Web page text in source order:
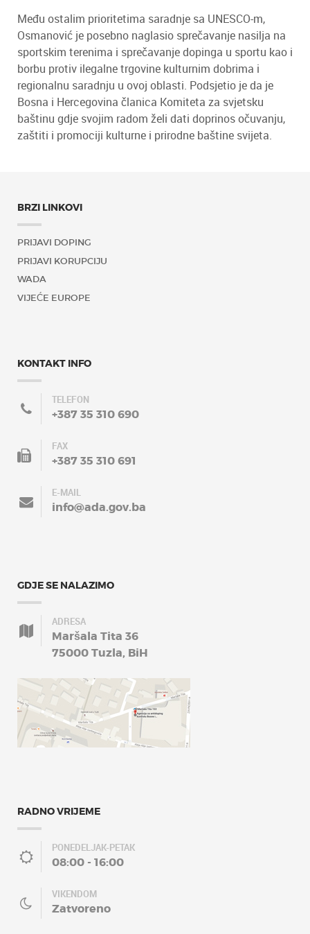
Među ostalim prioritetima saradnje sa UNESCO-m,
Osmanović je posebno naglasio sprečavanje nasilja na
sportskim terenima i sprečavanje dopinga u sportu kao i
borbu protiv ilegalne trgovine kulturnim dobrima i
regionalnu saradnju u ovoj oblasti. Podsjetio je da je
Bosna i Hercegovina članica Komiteta za svjetsku
baštinu gdje svojim radom želi dati doprinos očuvanju,
zaštiti i promociji kulturne i prirodne baštine svijeta.
BRZI LINKOVI
PRIJAVI DOPING
PRIJAVI KORUPCIJU
WADA
VIJEĆE EUROPE
KONTAKT INFO
TELEFON
+387 35 310 690
FAX
+387 35 310 691
E-MAIL
info@ada.gov.ba
GDJE SE NALAZIMO
ADRESA
Maršala Tita 36
75000 Tuzla, BiH
RADNO VRIJEME
PONEDELJAK-PETAK
08:00 - 16:00
VIKENDOM
Zatvoreno